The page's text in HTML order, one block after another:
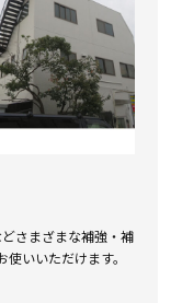
さまざまな補強・補
いいただけます。